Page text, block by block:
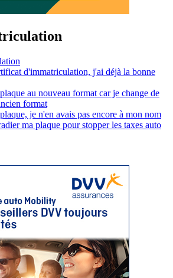
d'immatriculation, j'ai déjà la bonne
au nouveau format car je change de
format
je n'en avais pas encore à mon nom
ma plaque pour stopper les taxes auto